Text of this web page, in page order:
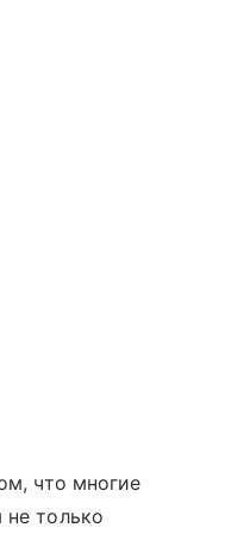
что многие
не только